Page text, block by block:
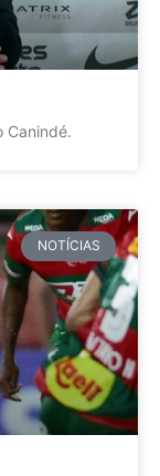
Canindé.
NOTÍCIAS